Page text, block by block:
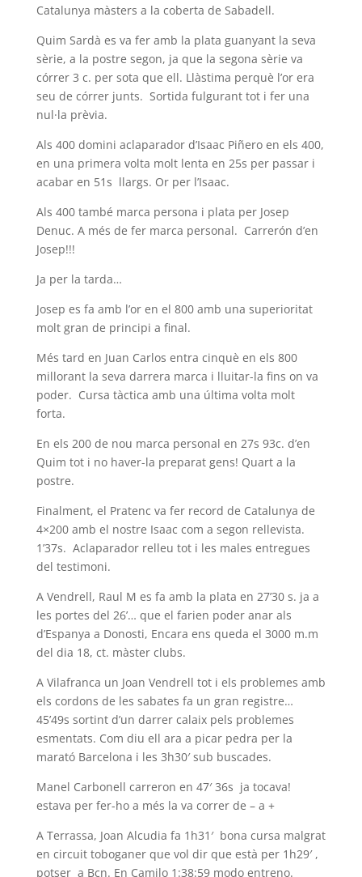
Catalunya màsters a la coberta de Sabadell.
Quim Sardà es va fer amb la plata guanyant la seva
sèrie, a la postre segon, ja que la segona sèrie va
córrer 3 c. per sota que ell. Llàstima perquè l’or era
seu de córrer junts. Sortida fulgurant tot i fer una
nul·la prèvia.
Als 400 domini aclaparador d’Isaac Piñero en els 400,
en una primera volta molt lenta en 25s per passar i
acabar en 51s llargs. Or per l’Isaac.
Als 400 també marca persona i plata per Josep
Denuc. A més de fer marca personal. Carrerón d’en
Josep!!!
Ja per la tarda…
Josep es fa amb l’or en el 800 amb una superioritat
molt gran de principi a final.
Més tard en Juan Carlos entra cinquè en els 800
millorant la seva darrera marca i lluitar-la fins on va
poder. Cursa tàctica amb una última volta molt
forta.
En els 200 de nou marca personal en 27s 93c. d’en
Quim tot i no haver-la preparat gens! Quart a la
postre.
Finalment, el Pratenc va fer record de Catalunya de
4×200 amb el nostre Isaac com a segon rellevista.
1’37s. Aclaparador relleu tot i les males entregues
del testimoni.
A Vendrell, Raul M es fa amb la plata en 27’30 s. ja a
les portes del 26’… que el farien poder anar als
d’Espanya a Donosti, Encara ens queda el 3000 m.m
del dia 18, ct. màster clubs.
A Vilafranca un Joan Vendrell tot i els problemes amb
els cordons de les sabates fa un gran registre…
45’49s sortint d’un darrer calaix pels problemes
esmentats. Com diu ell ara a picar pedra per la
marató Barcelona i les 3h30′ sub buscades.
Manel Carbonell carreron en 47′ 36s ja tocava!
estava per fer-ho a més la va correr de – a +
A Terrassa, Joan Alcudia fa 1h31′ bona cursa malgrat
en circuit toboganer que vol dir que està per 1h29′ ,
potser a Bcn. En Camilo 1:38:59 modo entreno.